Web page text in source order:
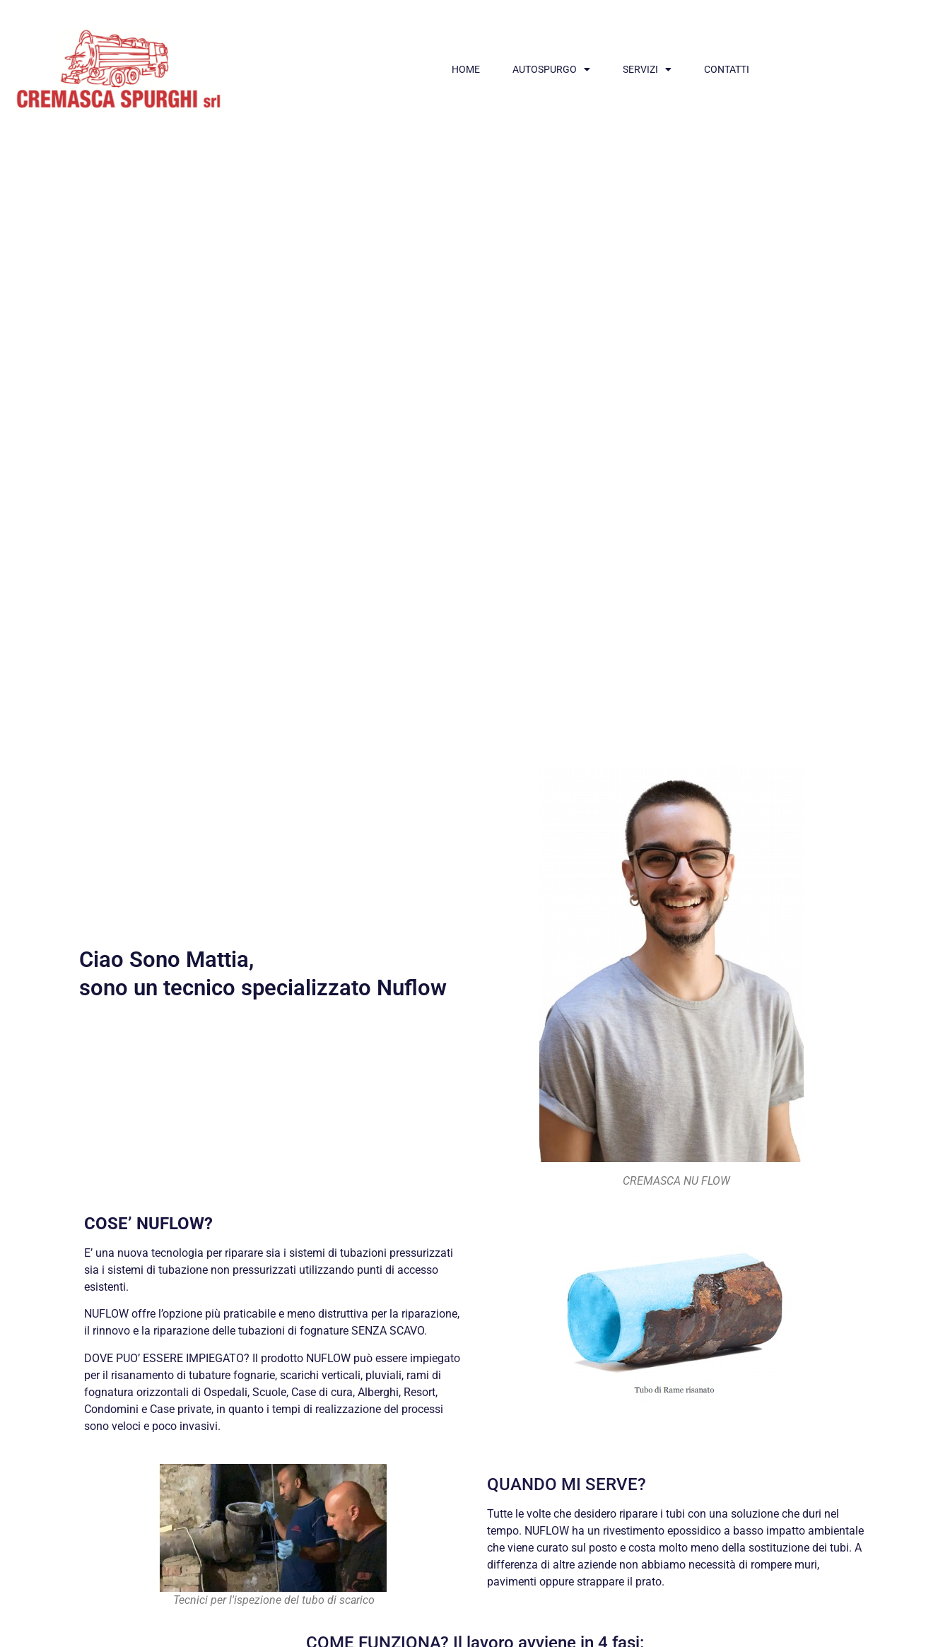
HOME AUTOSPURGO SERVIZI CONTATTI
Ciao Sono Mattia,
sono un tecnico specializzato Nuflow
CREMASCA NU FLOW
COSE’ NUFLOW?
E’ una nuova tecnologia per riparare sia i sistemi di tubazioni pressurizzati
sia i sistemi di tubazione non pressurizzati utilizzando punti di accesso
esistenti.
NUFLOW offre l’opzione più praticabile e meno distruttiva per la riparazione,
il rinnovo e la riparazione delle tubazioni di fognature SENZA SCAVO.
DOVE PUO’ ESSERE IMPIEGATO? Il prodotto NUFLOW può essere impiegato
per il risanamento di tubature fognarie, scarichi verticali, pluviali, rami di
fognatura orizzontali di Ospedali, Scuole, Case di cura, Alberghi, Resort,
Condomini e Case private, in quanto i tempi di realizzazione del processi
sono veloci e poco invasivi.
Tecnici per l'ispezione del tubo di scarico
QUANDO MI SERVE?
Tutte le volte che desidero riparare i tubi con una soluzione che duri nel
tempo. NUFLOW ha un rivestimento epossidico a basso impatto ambientale
che viene curato sul posto e costa molto meno della sostituzione dei tubi. A
differenza di altre aziende non abbiamo necessità di rompere muri,
pavimenti oppure strappare il prato.
COME FUNZIONA? Il lavoro avviene in 4 fasi: